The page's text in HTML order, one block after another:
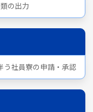
の出力
う社員寮の申請・承認